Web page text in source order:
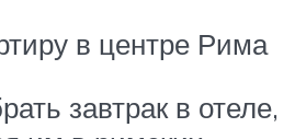
в центре Рима
завтрак в отеле,